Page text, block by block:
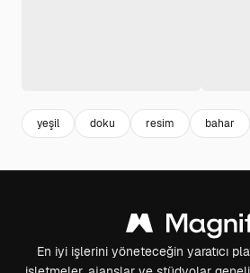
yeşil doku resim bahar
En iyi işlerini yöneteceğin yaratıcı